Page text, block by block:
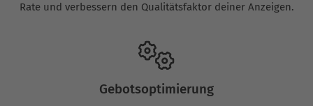
Rate und verbessern den Qualitätsfaktor deiner Anzeigen.
Gebotsoptimierung